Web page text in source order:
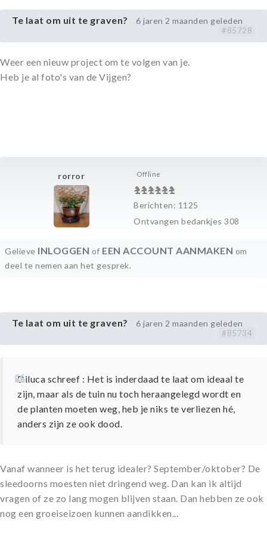
Te laat om uit te graven? 6 jaren 2 maanden geleden
#85728
rorror Offline
Berichten: 1125
Ontvangen bedankjes 308
Weer een nieuw project om te volgen van je.
Heb je al foto's van de Vijgen?
Gelieve INLOGGEN of EEN ACCOUNT AANMAKEN om
deel te nemen aan het gesprek.
Te laat om uit te graven? 6 jaren 2 maanden geleden
#85734
Diluca schreef : Het is inderdaad te laat om ideaal te
zijn, maar als de tuin nu toch heraangelegd wordt en
de planten moeten weg, heb je niks te verliezen hé,
anders zijn ze ook dood.
Vanaf wanneer is het terug idealer? September/oktober? De
sleedoorns moesten niet dringend weg. Dan kan ik altijd
vragen of ze zo lang mogen blijven staan. Dan hebben ze ook
nog een groeiseizoen kunnen aandikken...